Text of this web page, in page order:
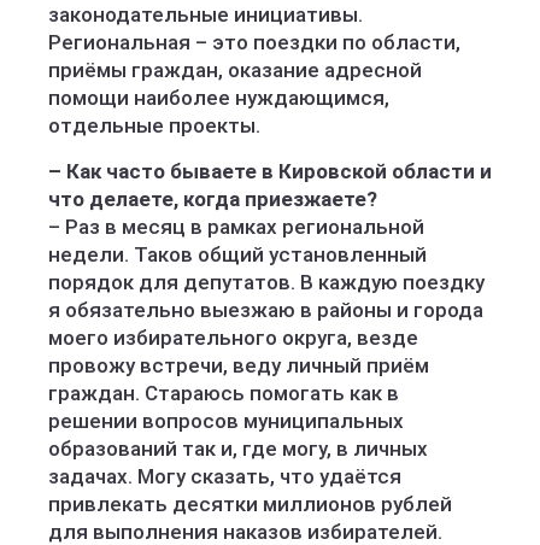
законодательные инициативы.
Региональная – это поездки по области,
приёмы граждан, оказание адресной
помощи наиболее нуждающимся,
отдельные проекты.
– Как часто бываете в Кировской области и
что делаете, когда приезжаете?
– Раз в месяц в рамках региональной
недели. Таков общий установленный
порядок для депутатов. В каждую поездку
я обязательно выезжаю в районы и города
моего избирательного округа, везде
провожу встречи, веду личный приём
граждан. Стараюсь помогать как в
решении вопросов муниципальных
образований так и, где могу, в личных
задачах. Могу сказать, что удаётся
привлекать десятки миллионов рублей
для выполнения наказов избирателей.